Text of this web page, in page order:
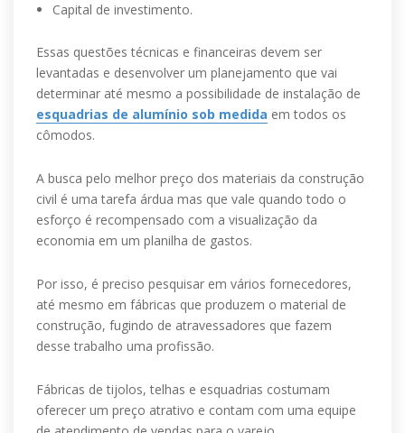
Capital de investimento.
Essas questões técnicas e financeiras devem ser
levantadas e desenvolver um planejamento que vai
determinar até mesmo a possibilidade de instalação de
esquadrias de alumínio sob medida em todos os
cômodos.
A busca pelo melhor preço dos materiais da construção
civil é uma tarefa árdua mas que vale quando todo o
esforço é recompensado com a visualização da
economia em um planilha de gastos.
Por isso, é preciso pesquisar em vários fornecedores,
até mesmo em fábricas que produzem o material de
construção, fugindo de atravessadores que fazem
desse trabalho uma profissão.
Fábricas de tijolos, telhas e esquadrias costumam
oferecer um preço atrativo e contam com uma equipe